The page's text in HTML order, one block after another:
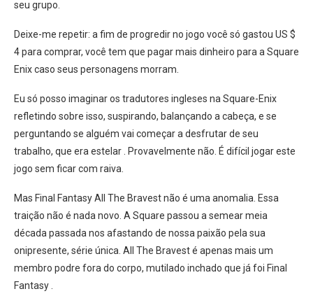
seu grupo.
Deixe-me repetir: a fim de progredir no jogo você só gastou US $
4 para comprar, você tem que pagar mais dinheiro para a Square
Enix caso seus personagens morram.
Eu só posso imaginar os tradutores ingleses na Square-Enix
refletindo sobre isso, suspirando, balançando a cabeça, e se
perguntando se alguém vai começar a desfrutar de seu
trabalho, que era estelar . Provavelmente não. É difícil jogar este
jogo sem ficar com raiva.
Mas Final Fantasy All The Bravest não é uma anomalia. Essa
traição não é nada novo. A Square passou a semear meia
década passada nos afastando de nossa paixão pela sua
onipresente, série única. All The Bravest é apenas mais um
membro podre fora do corpo, mutilado inchado que já foi Final
Fantasy .